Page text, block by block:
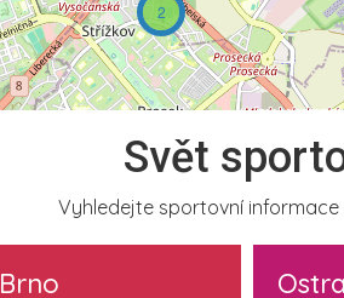
2
Svět
Vyhledejte sportovní informace
Brno